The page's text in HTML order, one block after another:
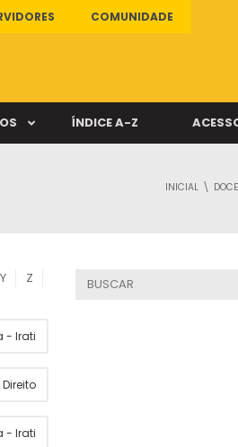
COMUNIDADE
ÍNDICE A-Z
INICIAL
Y Z
- Irati
Direito
- Irati